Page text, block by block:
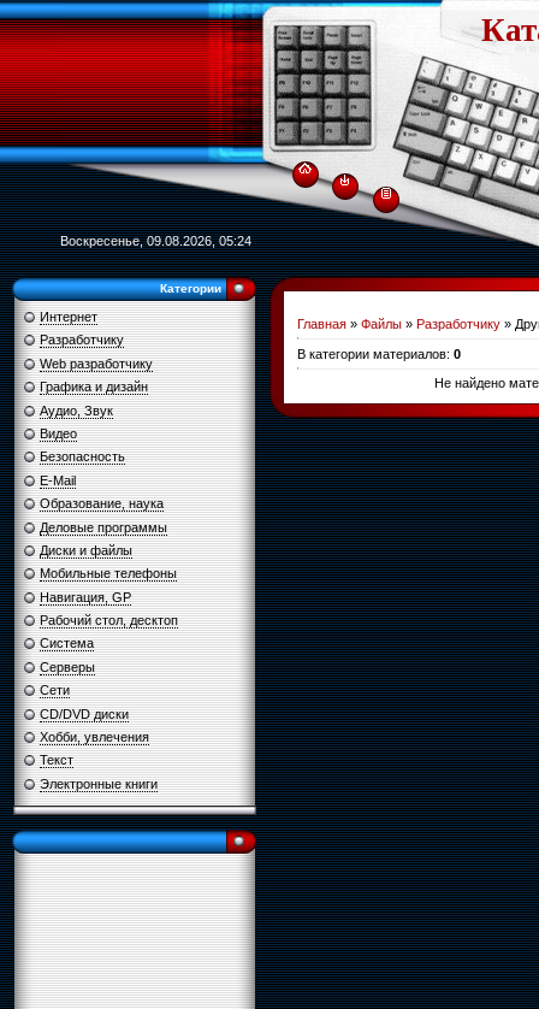
Воскресенье, 09.08.2026, 05:24
Категории
Интернет
Разработчику
Web разработчику
Графика и дизайн
Аудио, Звук
Видео
Безопасность
E-Mail
Образование, наука
Деловые программы
Диски и файлы
Мобильные телефоны
Навигация, GP
Рабочий стол, десктоп
Система
Серверы
Сети
CD/DVD диски
Хобби, увлечения
Текст
Электронные книги
Главная » Файлы » Разработчику »
В категории материалов: 0
Не найдено